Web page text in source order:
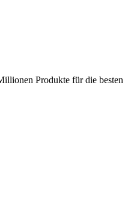
Produkte für die besten